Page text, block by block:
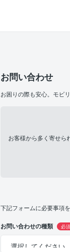
お問い合わせ
お困りの際も安心。モビ
お客様から多く寄せら
下記フォームに必要事項
お問い合わせの種類 必須